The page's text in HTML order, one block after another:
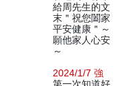
給周先生的文
末＂祝您闔家
平安健康＂～
願他家人心安
～
2024/1/7 強